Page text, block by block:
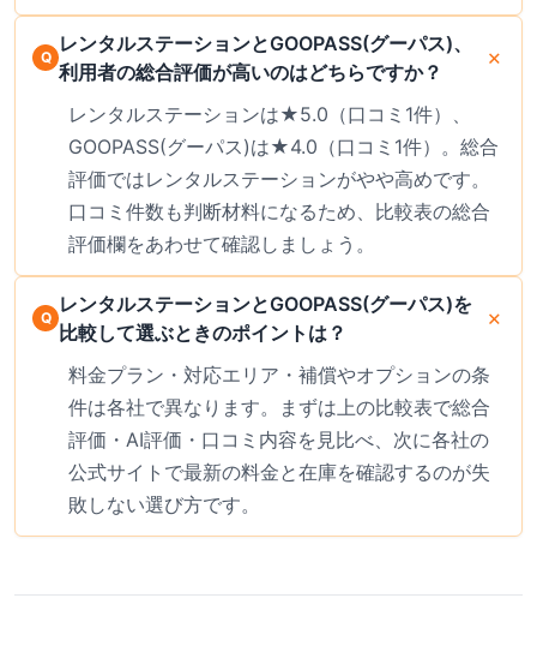
レンタルステーションとGOOPASS(グーパス)、
利用者の総合評価が高いのはどちらですか？
レンタルステーションは★5.0（口コミ1件）、
GOOPASS(グーパス)は★4.0（口コミ1件）。総合
評価ではレンタルステーションがやや高めです。
口コミ件数も判断材料になるため、比較表の総合
評価欄をあわせて確認しましょう。
レンタルステーションとGOOPASS(グーパス)を
比較して選ぶときのポイントは？
料金プラン・対応エリア・補償やオプションの条
件は各社で異なります。まずは上の比較表で総合
評価・AI評価・口コミ内容を見比べ、次に各社の
公式サイトで最新の料金と在庫を確認するのが失
敗しない選び方です。